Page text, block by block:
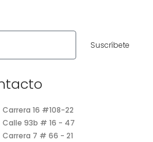
Suscríbete
Carrera 16 #108-22
Calle 93b # 16 - 47
Carrera 7 # 66 - 21